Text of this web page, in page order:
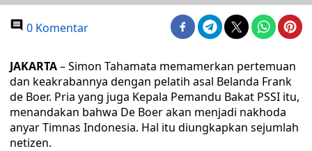
0 Komentar
JAKARTA– Simon Tahamata memamerkan pertemuan
dan keakrabannya dengan pelatih asal Belanda Frank
de Boer. Pria yang juga Kepala Pemandu Bakat PSSI itu,
menandakan bahwa De Boer akan menjadi nakhoda
anyar Timnas Indonesia. Hal itu diungkapkan sejumlah
netizen.